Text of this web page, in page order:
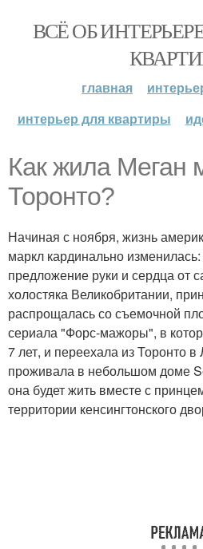
ВСЁ ОБ
главная
интерьер для квартиры
Как жила Меган
Торонто?
Начиная с ноября, жизнь
маркл кардинально
предложение руки и сердца от
холостяка Великобритании,
распрощалась со съемочной
сериала "Форс-мажоры", в
7 лет, и переехала из Торонто
проживала в небольшом доме
она будет жить вместе с
территории кенсингтонского